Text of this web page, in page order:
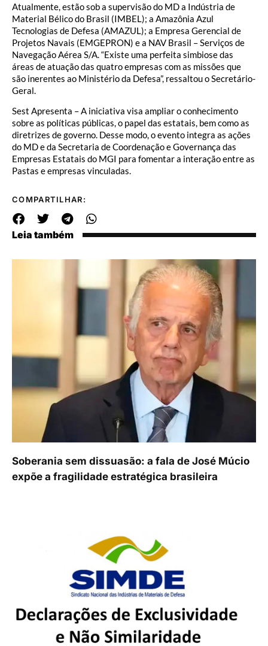
Atualmente, estão sob a supervisão do MD a Indústria de
Material Bélico do Brasil (IMBEL); a Amazônia Azul
Tecnologias de Defesa (AMAZUL); a Empresa Gerencial de
Projetos Navais (EMGEPRON) e a NAV Brasil ­– Serviços de
Navegação Aérea S/A. “Existe uma perfeita simbiose das
áreas de atuação das quatro empresas com as missões que
são inerentes ao Ministério da Defesa”, ressaltou o Secretário-
Geral.
Sest Apresenta – A iniciativa visa ampliar o conhecimento
sobre as políticas públicas, o papel das estatais, bem como as
diretrizes de governo. Desse modo, o evento integra as ações
do MD e da Secretaria de Coordenação e Governança das
Empresas Estatais do MGI para fomentar a interação entre as
Pastas e empresas vinculadas.
COMPARTILHAR:
Leia também
Soberania sem dissuasão: a fala de José Múcio
expõe a fragilidade estratégica brasileira